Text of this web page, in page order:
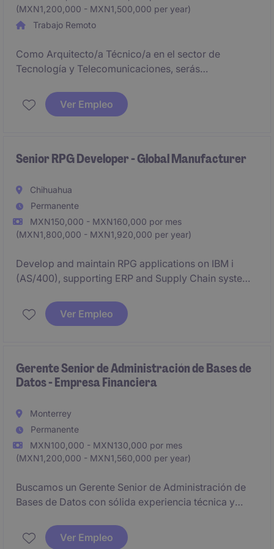
(MXN1,200,000 - MXN1,500,000 per year)
Trabajo Remoto
Como Arquitecto/a Técnico/a en el sector de
Tecnología y Telecomunicaciones, serás
cumplan con los objetivos estratégicos de la
organización. Este puesto, ubicado en Palo Alto,
Ver Empleo
Senior RPG Developer - Global Manufacturer
Chihuahua
Permanente
MXN150,000 - MXN160,000 por mes
(MXN1,800,000 - MXN1,920,000 per year)
Develop and maintain RPG applications on IBM i
(AS/400), supporting ERP and Supply Chain systems
with cross-functional teams to deliver technical
solutions, optimize system performance, and support
Ver Empleo
Gerente Senior de Administración de Bases de
Datos - Empresa Financiera
Monterrey
Permanente
MXN100,000 - MXN130,000 por mes
(MXN1,200,000 - MXN1,560,000 per year)
Buscamos un Gerente Senior de Administración de
Bases de Datos con sólida experiencia técnica y
operación y evolución de las plataformas de bases
de datos de la organización.
Ver Empleo